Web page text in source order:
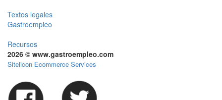
Textos legales
Gastroempleo
Recursos
2026 © www.gastroempleo.com
Sitelicon Ecommerce Services